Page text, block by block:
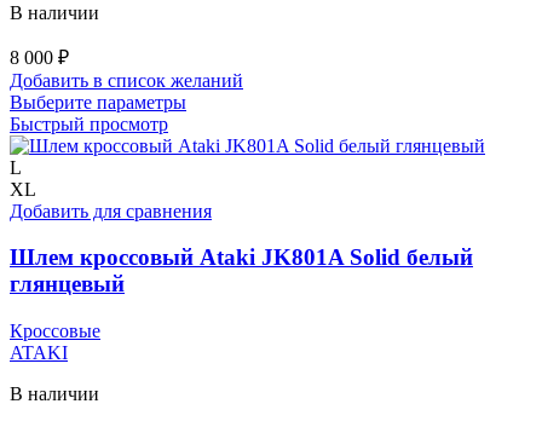
В наличии
8 000 ₽
Добавить в список желаний
Выберите параметрыЭтот
имеет
Опции
выбрать
Быстрый просмотр
L
XL
Добавить для сравнения
Шлем кроссовый Ataki JK801A Solid белый
глянцевый
Кроссовые
ATAKI
В наличии